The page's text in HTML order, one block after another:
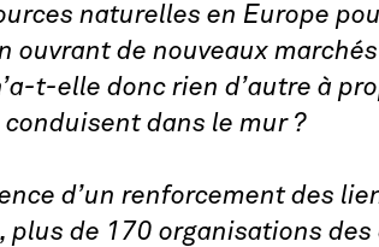
naturelles en Europe
ouvrant de nouveaux
t-elle donc rien d’autre à
dans le mur ?
d’un renforcement des
de 170 organisations